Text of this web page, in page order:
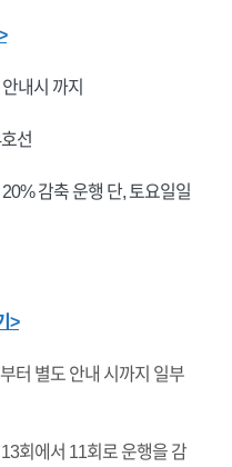
내시 까지
선
감축 운행 단, 토요일일
>
터 별도 안내 시까지 일부
회에서 11회로 운행을 감